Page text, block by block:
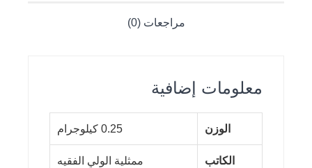
مراجعات (0)
معلومات إضافية
الوزن 0.25 كيلوجرام
الكاتب ممثلية الولي الفقيه